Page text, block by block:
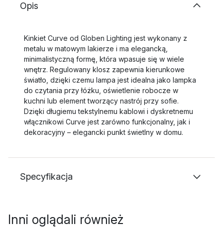
Opis
Kinkiet Curve od Globen Lighting jest wykonany z
metalu w matowym lakierze i ma elegancką,
minimalistyczną formę, która wpasuje się w wiele
wnętrz. Regulowany klosz zapewnia kierunkowe
światło, dzięki czemu lampa jest idealna jako lampka
do czytania przy łóżku, oświetlenie robocze w
kuchni lub element tworzący nastrój przy sofie.
Dzięki długiemu tekstylnemu kablowi i dyskretnemu
włącznikowi Curve jest zarówno funkcjonalny, jak i
dekoracyjny – elegancki punkt świetlny w domu.
Specyfikacja
Inni oglądali również